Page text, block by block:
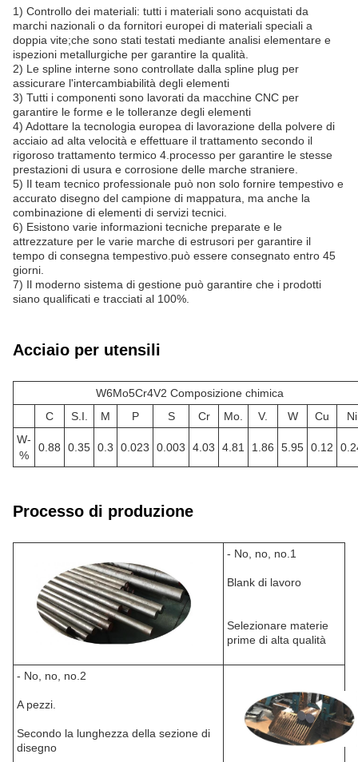
1) Controllo dei materiali: tutti i materiali sono acquistati da
marchi nazionali o da fornitori europei di materiali speciali a
doppia vite;che sono stati testati mediante analisi elementare e
ispezioni metallurgiche per garantire la qualità.
2) Le spline interne sono controllate dalla spline plug per
assicurare l'intercambiabilità degli elementi
3) Tutti i componenti sono lavorati da macchine CNC per
garantire le forme e le tolleranze degli elementi
4) Adottare la tecnologia europea di lavorazione della polvere di
acciaio ad alta velocità e effettuare il trattamento secondo il
rigoroso trattamento termico 4.processo per garantire le stesse
prestazioni di usura e corrosione delle marche straniere.
5) Il team tecnico professionale può non solo fornire tempestivo e
accurato disegno del campione di mappatura, ma anche la
combinazione di elementi di servizi tecnici.
6) Esistono varie informazioni tecniche preparate e le
attrezzature per le varie marche di estrusori per garantire il
tempo di consegna tempestivo.può essere consegnato entro 45
giorni.
7) Il moderno sistema di gestione può garantire che i prodotti
siano qualificati e tracciati al 100%.
Acciaio per utensili
W6Mo5Cr4V2 Composizione chimica
C
S.I. M P S Cr Mo. V. W Cu
Ni
W-
%
0.88 0.35 0.3 0.023 0.003 4.03 4.81 1.86 5.95 0.12
Processo di produzione
- No, no, no.1
Blank di lavoro
Selezionare materie
prime di alta qualità
- No, no, no.2
A pezzi.
Secondo la lunghezza della sezione di
disegno